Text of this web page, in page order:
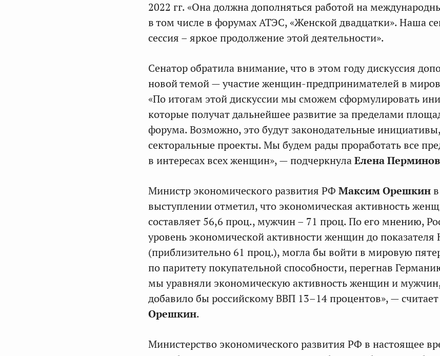
2022 гг. «Она должна дополняться работой на
в том числе в форумах АТЭС, «Женской двадцатки». Наша
сессия – яркое продолжение этой деятельности».
Сенатор обратила внимание, что в этом году дискуссия
новой темой — участие женщин-предпринимателей в
«По итогам этой дискуссии мы сможем сформулировать
которые получат дальнейшее развитие за пределами
форума. Возможно, это будут законодательные
секторальные проекты. Мы будем рады проработать все
в интересах всех женщин», — подчеркнулаЕлена
Министр экономического развития РФ Максим Орешкин
выступлении отметил, что экономическая активность
составляет 56,6 проц., мужчин – 71 проц. По его мнению,
уровень экономической активности женщин до показателя
(приблизительно 61 проц.), могла бы войти в мировую
по паритету покупательной способности, перегнав
мы уравняли экономическую активность женщин и
добавило бы российскому ВВП 13–14 процентов», — считает
Орешкин.
Министерство экономического развития РФ в настоящее